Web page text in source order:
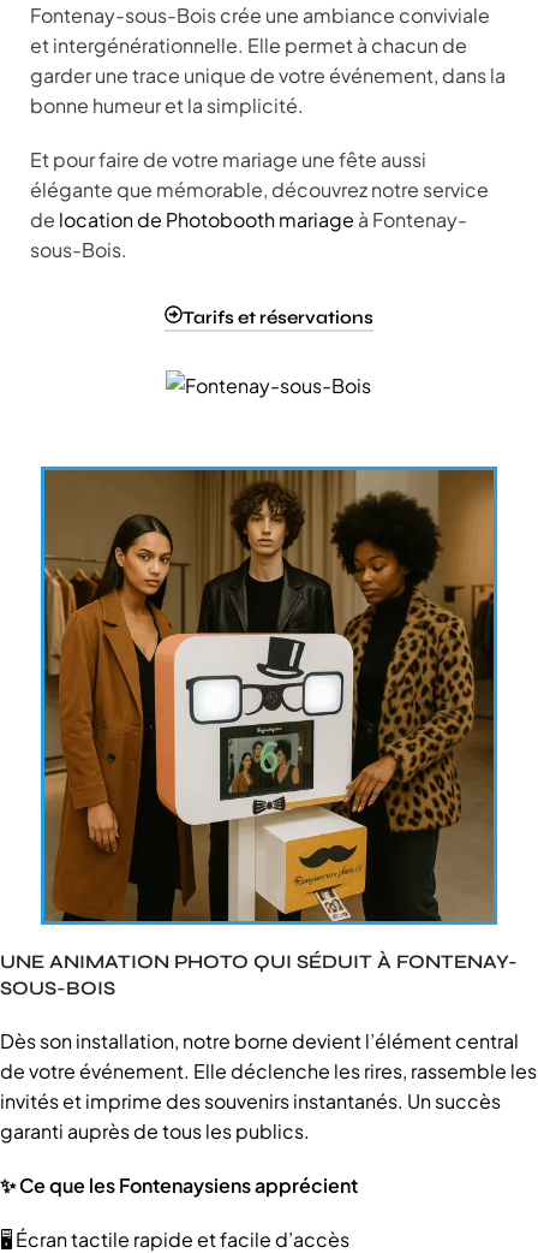
Fontenay-sous-Bois crée une ambiance conviviale
et intergénérationnelle. Elle permet à chacun de
garder une trace unique de votre événement, dans la
bonne humeur et la simplicité.
Et pour faire de votre mariage une fête aussi
élégante que mémorable, découvrez notre service
de location de Photobooth mariage à Fontenay-
sous-Bois.
Tarifs et réservations
UNE ANIMATION PHOTO QUI SÉDUIT À FONTENAY-
SOUS-BOIS
Dès son installation, notre borne devient l’élément central
de votre événement. Elle déclenche les rires, rassemble les
invités et imprime des souvenirs instantanés. Un succès
garanti auprès de tous les publics.
✨ Ce que les Fontenaysiens apprécient
🖥️ Écran tactile rapide et facile d’accès